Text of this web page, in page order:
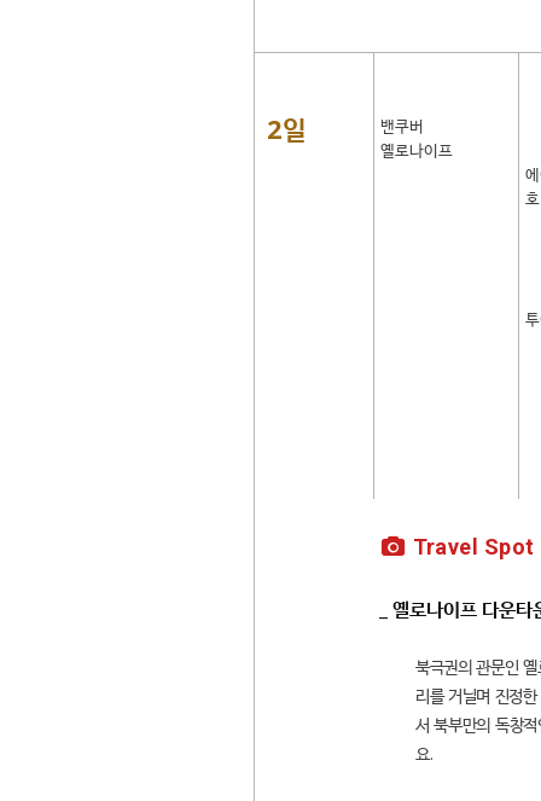
2일
밴쿠버
옐로나이프
Travel Spot
_ 옐로나이프 다운타
북극권의 관문인
리를 거닐며 진정
서 북부만의 독창
요.